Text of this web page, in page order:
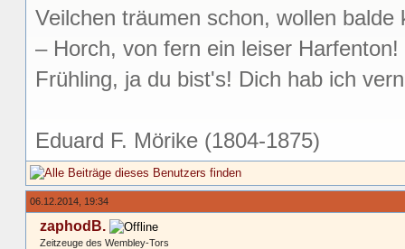
Veilchen träumen schon, wollen balde
– Horch, von fern ein leiser Harfenton!
Frühling, ja du bist's! Dich hab ich
Eduard F. Mörike (1804-1875)
06.12.2014, 19:34
zaphodB.
Zeitzeuge des Wembley-Tors